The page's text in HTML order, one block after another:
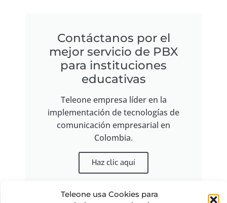
Teleone usa Cookies para
Contáctanos por el
mejor servicio de PBX
para instituciones
educativas
Teleone empresa líder en la
implementación de tecnologías de
comunicación empresarial en
Colombia.
Haz clic aquí